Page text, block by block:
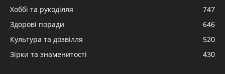
Хоббі та рукоділля
747
Здорові поради
646
Культура та дозвілля
520
Зірки та знаменитості
430